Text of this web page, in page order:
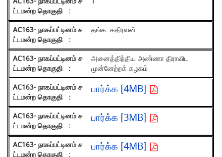
தங்க. கதிரவன்
அனைத்திந்திய அண்ணா திராவிட
முன்னேற்றக் கழகம்
பார்க்க [4MB]
பார்க்க [3MB]
பார்க்க [4MB]